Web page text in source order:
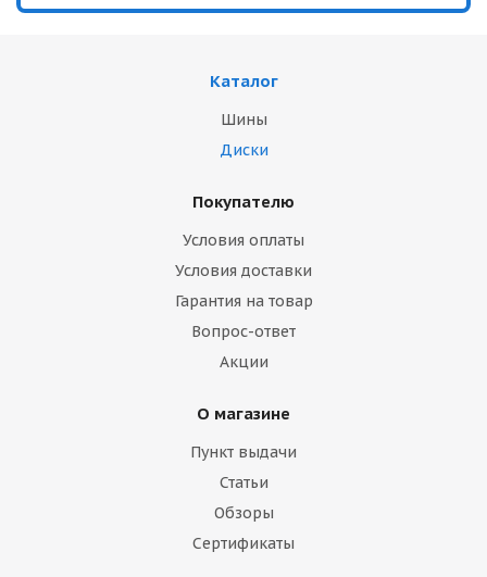
Каталог
Шины
Диски
Покупателю
Условия оплаты
Условия доставки
Гарантия на товар
Вопрос-ответ
Акции
О магазине
Пункт выдачи
Статьи
Обзоры
Сертификаты